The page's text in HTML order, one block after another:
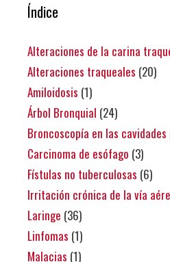
Índice
Alteraciones de la carina
Alteraciones traqueales (20)
Amiloidosis (1)
Árbol Bronquial (24)
Broncoscopía en las
Carcinoma de esófago (3)
Fístulas no tuberculosas (6)
Irritación crónica de la vía
Laringe (36)
Linfomas (1)
Malacias (1)